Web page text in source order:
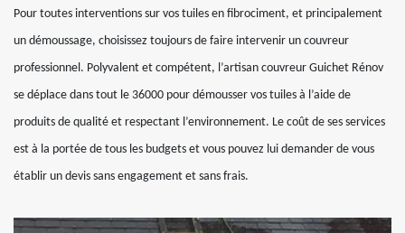
Pour toutes interventions sur vos tuiles en fibrociment, et principalement
un démoussage, choisissez toujours de faire intervenir un couvreur
professionnel. Polyvalent et compétent, l’artisan couvreur Guichet Rénov
se déplace dans tout le 36000 pour démousser vos tuiles à l’aide de
produits de qualité et respectant l’environnement. Le coût de ses services
est à la portée de tous les budgets et vous pouvez lui demander de vous
établir un devis sans engagement et sans frais.